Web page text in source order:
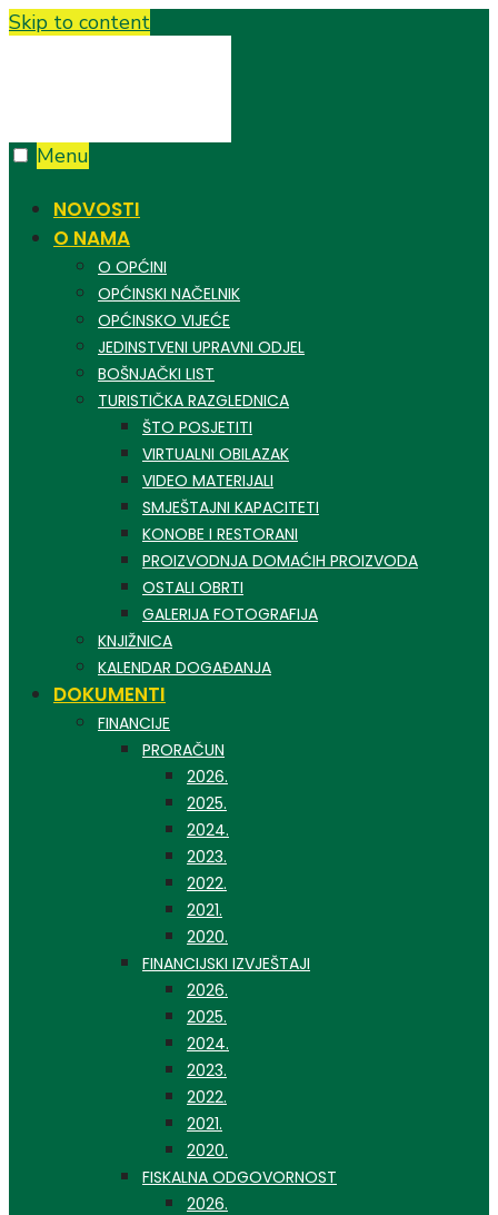
Skip to content
Menu
NOVOSTI
O NAMA
O OPĆINI
OPĆINSKI NAČELNIK
OPĆINSKO VIJEĆE
JEDINSTVENI UPRAVNI ODJEL
BOŠNJAČKI LIST
TURISTIČKA RAZGLEDNICA
ŠTO POSJETITI
VIRTUALNI OBILAZAK
VIDEO MATERIJALI
SMJEŠTAJNI KAPACITETI
KONOBE I RESTORANI
PROIZVODNJA DOMAĆIH PROIZVODA
OSTALI OBRTI
GALERIJA FOTOGRAFIJA
KNJIŽNICA
KALENDAR DOGAĐANJA
DOKUMENTI
FINANCIJE
PRORAČUN
2026.
2025.
2024.
2023.
2022.
2021.
2020.
FINANCIJSKI IZVJEŠTAJI
2026.
2025.
2024.
2023.
2022.
2021.
2020.
FISKALNA ODGOVORNOST
2026.